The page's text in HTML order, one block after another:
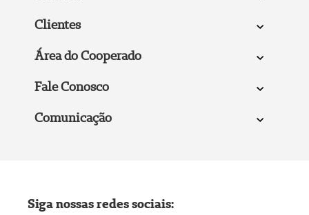
Clientes
Área do Cooperado
Fale Conosco
Comunicação
Siga nossas redes sociais: